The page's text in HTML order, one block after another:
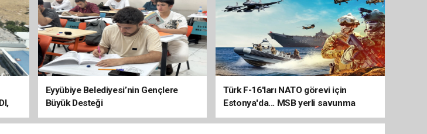
Eyyübiye Belediyesi’nin Gençlere
Büyük Desteği
Türk F-16'ları NATO görevi için
Estonya'da... MSB yerli savunma
sistemleriyle güçleniyor